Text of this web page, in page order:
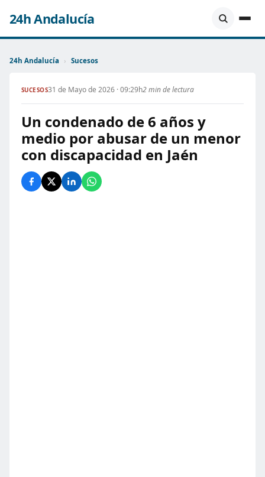
24h Andalucía
24h Andalucía › Sucesos
SUCESOS31 de Mayo de 2026 · 09:29h2 min de lectura
Un condenado de 6 años y
medio por abusar de un menor
con discapacidad en Jaén